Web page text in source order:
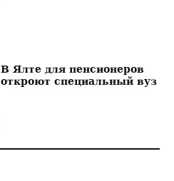
В Ялте для пенсионеров
откроют специальный вуз